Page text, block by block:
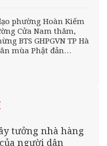
phường Hoàn Kiếm
Cửa Nam thăm,
BTS GHPGVN TP Hà
mùa Phật đản
tưởng nhà hàng
người dân